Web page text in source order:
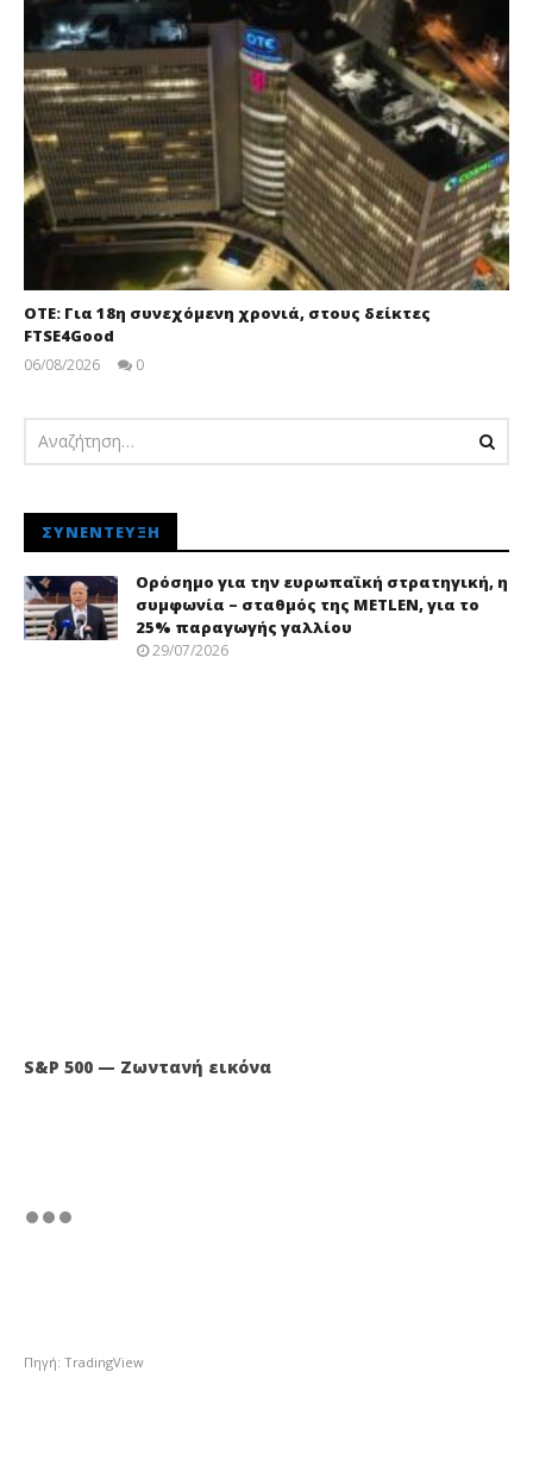
ΟΤΕ: Για 18η συνεχόμενη χρονιά, στους δείκτες
FTSE4Good
06/08/2026
0
ΣΥΝΈΝΤΕΥΞΗ
Ορόσημο για την ευρωπαϊκή στρατηγική, η
συμφωνία – σταθμός της METLEN, για το
25% παραγωγής γαλλίου
29/07/2026
S&P 500 — Ζωντανή εικόνα
Πηγή: TradingView